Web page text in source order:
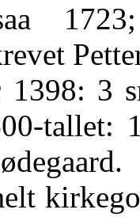
1398: 3
tallet: